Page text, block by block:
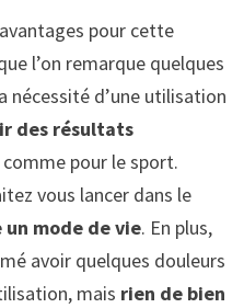
pour cette
l’on remarque quelques
nécessité d’une utilisation
des résultats
pour le sport.
vous lancer dans le
mode de vie. En plus,
avoir quelques douleurs
mais rien de bien